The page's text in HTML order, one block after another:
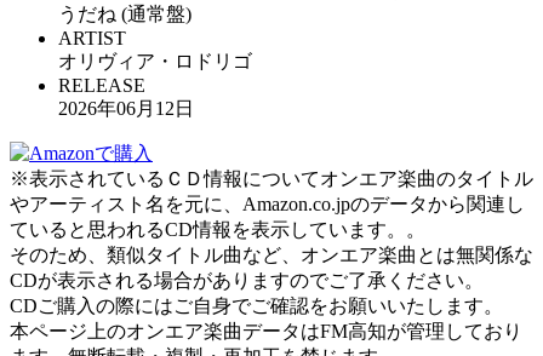
うだね (通常盤)
ARTIST
オリヴィア・ロドリゴ
RELEASE
2026年06月12日
※表示されているＣＤ情報についてオンエア楽曲のタイトル
やアーティスト名を元に、Amazon.co.jpのデータから関連し
ていると思われるCD情報を表示しています。。
そのため、類似タイトル曲など、オンエア楽曲とは無関係な
CDが表示される場合がありますのでご了承ください。
CDご購入の際にはご自身でご確認をお願いいたします。
本ページ上のオンエア楽曲データはFM高知が管理しており